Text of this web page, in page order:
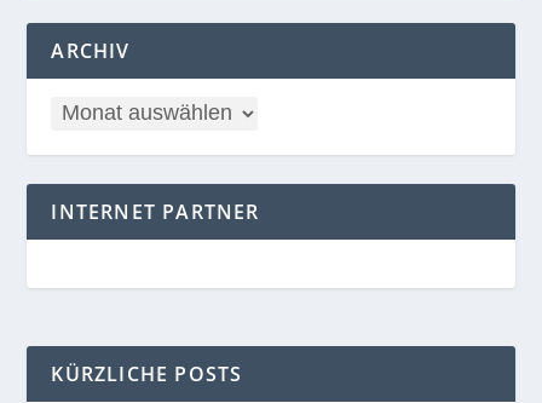
ARCHIV
INTERNET PARTNER
KÜRZLICHE POSTS